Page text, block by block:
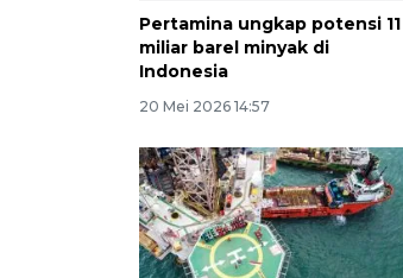
Pertamina ungkap potensi 11
miliar barel minyak di
Indonesia
20 Mei 2026 14:57